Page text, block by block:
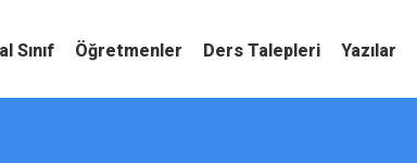
Sınıf Öğretmenler Ders Talepleri Yazılar